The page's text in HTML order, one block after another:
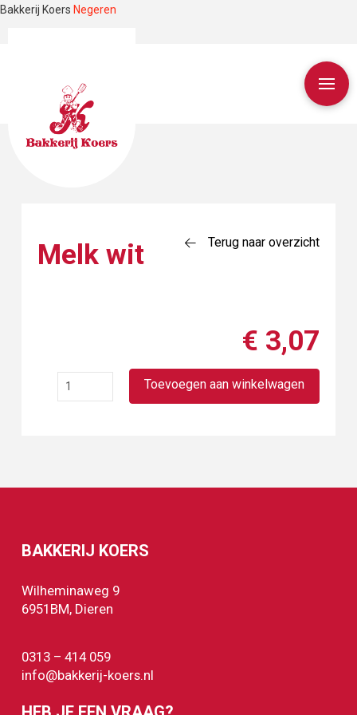
Bakkerij Koers Negeren
Melk wit Terug naar overzicht
€ 3,07
Melk
Toevoegen aan winkelwagen
BAKKERIJ KOERS
Wilheminaweg 9
6951BM, Dieren
0313 – 414 059
info@bakkerij-koers.nl